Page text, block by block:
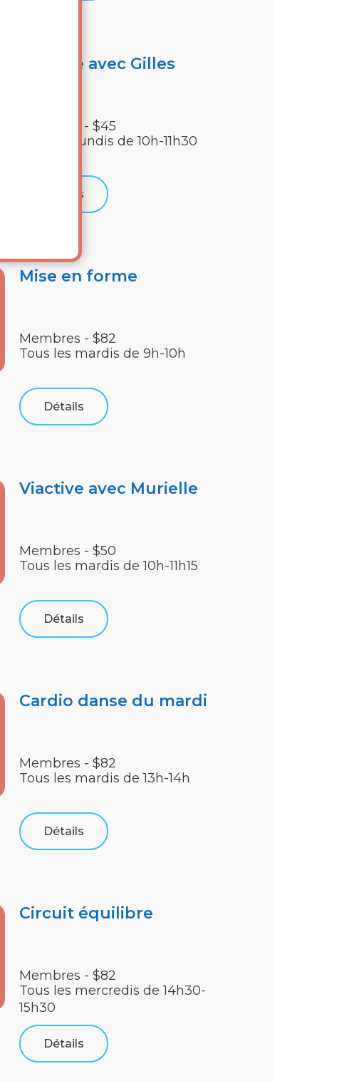
Viactive avec Gilles
Tous les lundis de 10h-11h30
Membres - $45
Détails
Mise en forme
Tous les mardis de 9h-10h
Membres - $82
Détails
Viactive avec Murielle
Tous les mardis de 10h-11h15
Membres - $50
Détails
Cardio danse du mardi
Tous les mardis de 13h-14h
Membres - $82
Détails
Circuit équilibre
Tous les mercredis de 14h30-
15h30
Membres - $82
Détails